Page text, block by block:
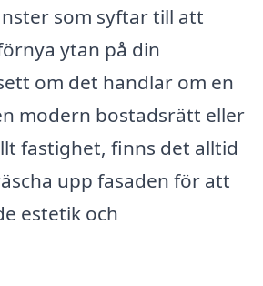
som syftar till att
ytan på din
om det handlar om en
modern bostadsrätt eller
fastighet, finns det alltid
upp fasaden för att
estetik och